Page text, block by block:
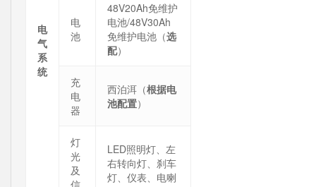
电
气
系
统
电
池
48V20Ah免维护
电池/48V30Ah
免维护电池（选
配）
充
电
器
西泊洱（根据电
池配置）
灯
光
及
LED照明灯、左
右转向灯、刹车
灯、仪表、电喇